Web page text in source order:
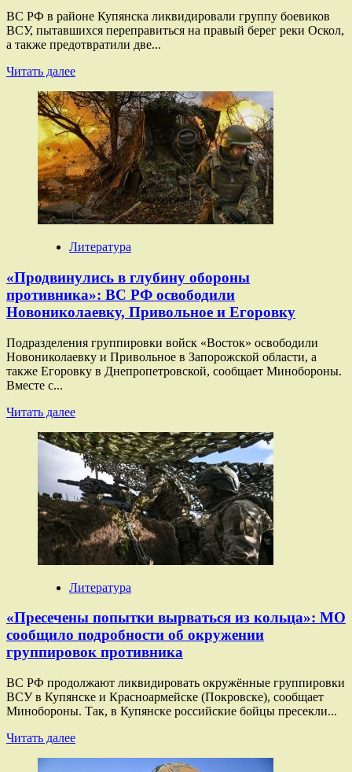
ВС РФ в районе Купянска ликвидировали группу боевиков
ВСУ, пытавшихся переправиться на правый берег реки Оскол,
а также предотвратили две...
Читать далееПрочитать
о
«Сжатие
кольца
окружения»:
ВС
РФ
предотвратили
две
попытки
прорыва
ВСУ
в
Купянска
Литература
«Продвинулись в глубину обороны
противника»: ВС РФ освободили
Новониколаевку, Привольное и Егоровку
Подразделения группировки войск «Восток» освободили
Новониколаевку и Привольное в Запорожской области, а
также Егоровку в Днепропетровской, сообщает Минобороны.
Вместе с...
Читать далееПрочитать
о
«Продвинулись
глубину
обороны
противника»:
ВС
РФ
освободили
Новониколаевку,
Привольное
и
Литература
«Пресечены попытки вырваться из кольца»: МО
сообщило подробности об окружении
группировок противника
ВС РФ продолжают ликвидировать окружённые группировки
ВСУ в Купянске и Красноармейске (Покровске), сообщает
Минобороны. Так, в Купянске российские бойцы пресекли...
Читать далееПрочитать